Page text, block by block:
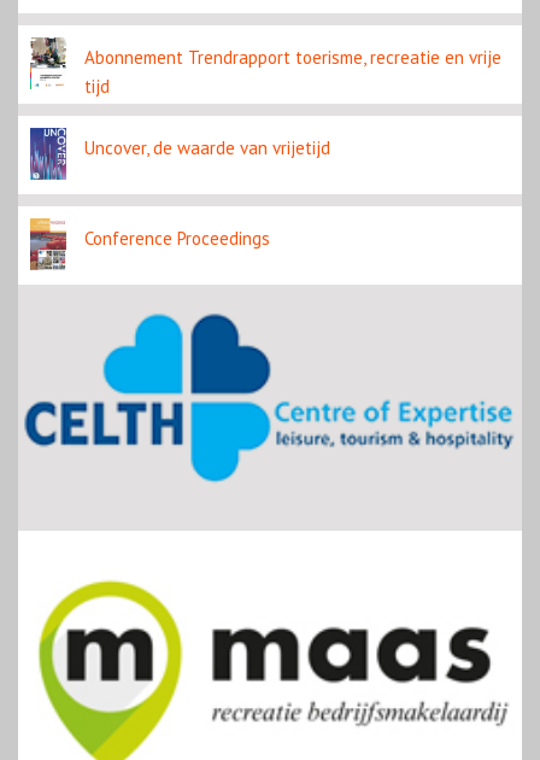
Abonnement Trendrapport toerisme, recreatie en vrije
tijd
Uncover, de waarde van vrijetijd
Conference Proceedings